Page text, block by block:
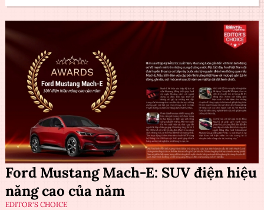
Ford Mustang Mach-E: SUV điện hiệu
năng cao của năm
EDITOR'S CHOICE